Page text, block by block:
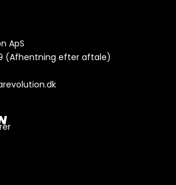
ApS
(Afhentning efter aftale)